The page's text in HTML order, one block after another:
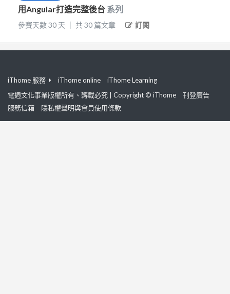
用Angular打造完整後台 系列
參賽天數30 天 共30 篇文章 訂閱
iThome 服務 iThome online
iThome Learning
電週文化事業版權所有、轉載必究 | Copyright © iThome
刊登廣告
服務信箱
隱私權聲明與會員使用條款